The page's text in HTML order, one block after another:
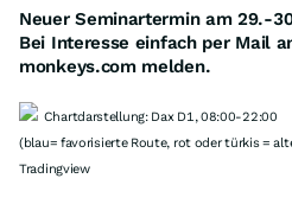
Neuer Seminartermin am 29.-
Bei Interesse einfach per Mail
monkeys.com melden.
Chartdarstellung: Dax D1, 08:00-22:00
(blau= favorisierte Route, rot oder türkis =
Tradingview